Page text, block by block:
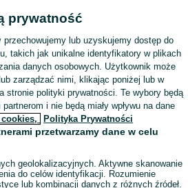
Kup
prywatność
przechowujemy lub uzyskujemy dostęp do
takich jak unikalne identyfikatory w plikach
danych osobowych. Użytkownik może
zarządzać nimi, klikając poniżej lub w
stronie polityki prywatności. Te wybory będą
i nie będą miały wpływu na dane
Polityka Prywatności
przetwarzamy dane w celu
geolokalizacyjnych. Aktywne skanowanie
do celów identyfikacji. Rozumienie
lub kombinacji danych z różnych źródeł.